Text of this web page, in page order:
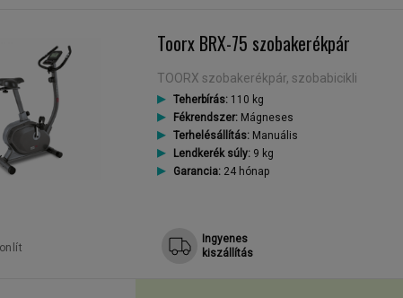
Toorx BRX-75 szobakerékpár
TOORX szobakerékpár, szobabicikli
Teherbírás: 110 kg
Fékrendszer: Mágneses
Terhelésállítás:Manuális
Lendkerék súly:9 kg
Garancia: 24 hónap
Ingyenes
kiszállítás